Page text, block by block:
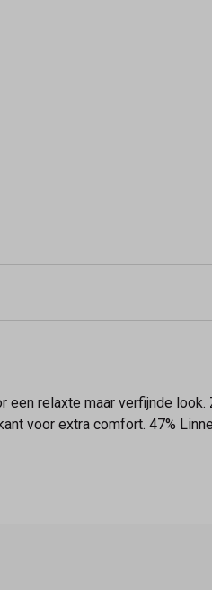
relaxte maar verfijnde look.
voor extra comfort. 47%